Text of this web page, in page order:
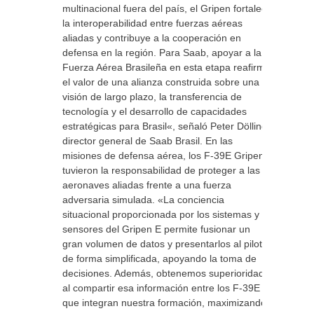
multinacional fuera del país, el Gripen fortalece
la interoperabilidad entre fuerzas aéreas
aliadas y contribuye a la cooperación en
defensa en la región. Para Saab, apoyar a la
Fuerza Aérea Brasileña en esta etapa reafirma
el valor de una alianza construida sobre una
visión de largo plazo, la transferencia de
tecnología y el desarrollo de capacidades
estratégicas para Brasil«, señaló Peter Dölling,
director general de Saab Brasil. En las
misiones de defensa aérea, los F-39E Gripen
tuvieron la responsabilidad de proteger a las
aeronaves aliadas frente a una fuerza
adversaria simulada. «La conciencia
situacional proporcionada por los sistemas y
sensores del Gripen E permite fusionar un
gran volumen de datos y presentarlos al piloto
de forma simplificada, apoyando la toma de
decisiones. Además, obtenemos superioridad
al compartir esa información entre los F-39E
que integran nuestra formación, maximizando